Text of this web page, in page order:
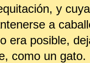
y
a
era posible,
como un gato.